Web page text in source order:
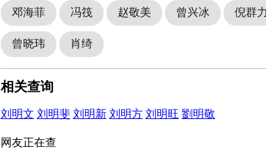
邓海菲 冯筏 赵敬美 曾兴冰 倪群力
曾晓玮 肖绮
相关查询
刘明文 刘明斐 刘明新 刘明方 刘明旺 劉明敬
网友正在查